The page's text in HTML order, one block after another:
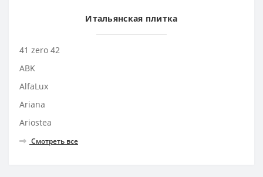
Итальянская плитка
41 zero 42
ABK
AlfaLux
Ariana
Ariostea
Смотреть все